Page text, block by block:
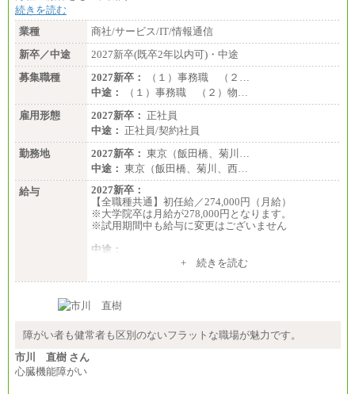
続きを読む
業種
商社/サービス/IT/情報通信
新卒／中途
2027新卒(既卒2年以内可)・中途
募集職種
2027新卒：
（１）事務職 （２…
中途：
（１）事務職 （２）物…
雇用形態
2027新卒： 正社員
中途： 正社員/契約社員
勤務地
2027新卒： 東京（飯田橋、菊川…
中途： 東京（飯田橋、菊川、西…
給与
2027新卒：
【全職種共通】初任給／274,000円（月給）
※大学院卒は月給が278,000円となります。
※試用期間中も給与に変更はございません
中途：
（１）～（４）274,000円（月給）～
※経験・年齢などを考慮のうえ、当社規程により優
※業務内容・勤務形態に応じて、上記給与の範囲内
※試用期間中も給与に変更はございません
+ 続きを読む
障がい者も健常者も区別のないフラットな職場が魅力です。
市川 直樹 さん
心臓機能障がい